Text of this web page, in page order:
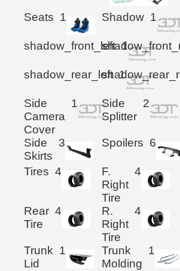
Seats 1 Shadow 1
shadow_front_left 1
shadow_rear_left 1
Side
Camera
Cover
1
Side
Splitter
2
Side
Skirts
3 Spoilers 6
Tires 4
F.
Right
Tire
4
Rear
Tire
4
R.
Right
Tire
4
Trunk
Lid
1
Trunk
Molding
1